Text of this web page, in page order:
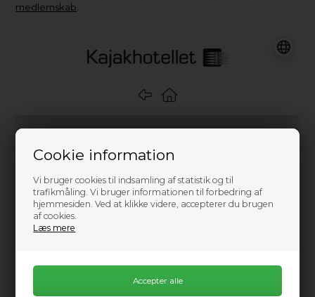
Cookie information
Vi bruger cookies til indsamling af statistik og til
trafikmåling. Vi bruger informationen til forbedring af
hjemmesiden. Ved at klikke videre, accepterer du brugen
af cookies.
Læs mere
medlemskab